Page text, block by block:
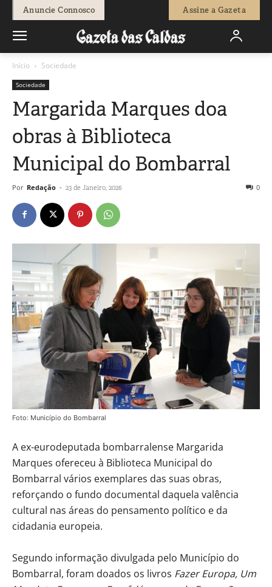
Anuncie Connosco Assine a Gazeta
Início Sociedade
Sociedade
Margarida Marques doa
obras à Biblioteca
Municipal do Bombarral
Por Redação - 23 de Janeiro, 2026 0
Foto: Município do Bombarral
A ex-eurodeputada bombarralense Margarida
Marques ofereceu à Biblioteca Municipal do
Bombarral vários exemplares das suas obras,
reforçando o fundo documental daquela valência
cultural nas áreas do pensamento político e da
cidadania europeia.
Segundo informação divulgada pelo Município do
Bombarral, foram doados os livros Fazer Europa, Um